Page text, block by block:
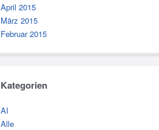
April 2015
März 2015
Februar 2015
Kategorien
AI
Alle